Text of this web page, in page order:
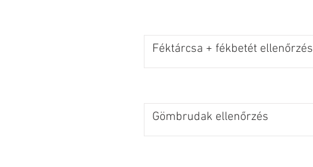
Féktárcsa + fékbetét ellenőrzés
Gömbrudak ellenőrzés